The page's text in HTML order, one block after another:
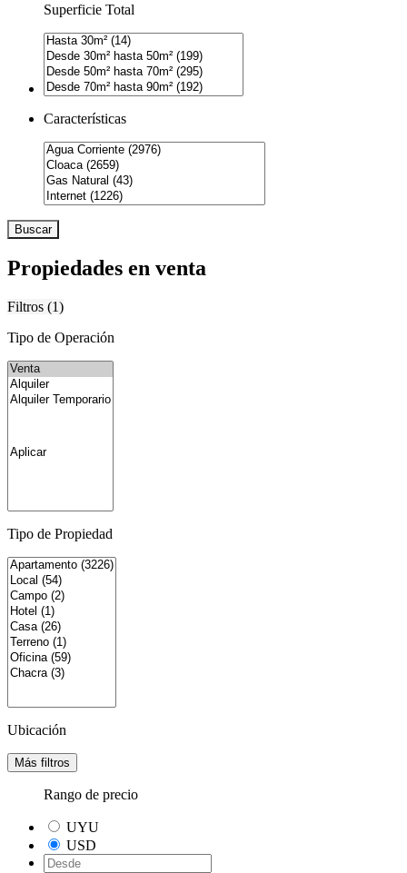
Superficie Total
Características
Buscar
Propiedades en venta
Filtros (1)
Tipo de Operación
Tipo de Propiedad
Ubicación
Más filtros
Rango de precio
UYU
USD